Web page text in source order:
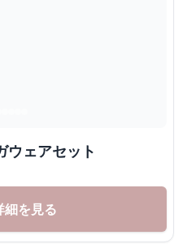
ウェアセット
細を見る